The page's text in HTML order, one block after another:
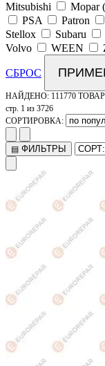
Mitsubishi
Mopar
PSA
Patron
Stellox
Subaru
Volvo
WEEN
СБРОС
НАЙДЕНО: 111770
стр. 1 из 3726
СОРТИРОВКА:
▤ ФИЛЬТРЫ